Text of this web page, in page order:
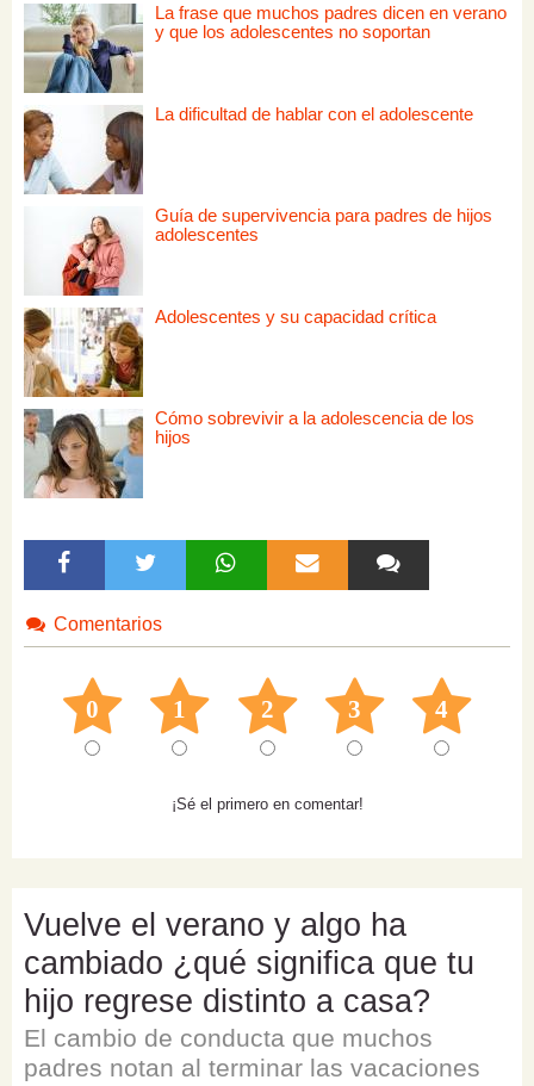
La frase que muchos padres dicen en verano
y que los adolescentes no soportan
La dificultad de hablar con el adolescente
Guía de supervivencia para padres de hijos
adolescentes
Adolescentes y su capacidad crítica
Cómo sobrevivir a la adolescencia de los
hijos
Comentarios
0 1 2 3 4
¡Sé el primero en comentar!
Vuelve el verano y algo ha
cambiado ¿qué significa que tu
hijo regrese distinto a casa?
El cambio de conducta que muchos
padres notan al terminar las vacaciones